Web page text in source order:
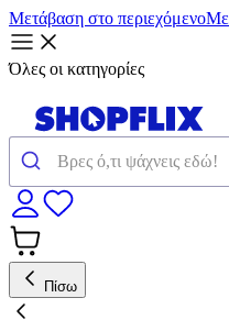
Μετάβαση στο περιεχόμενο
Όλες οι κατηγορίες
Πίσω